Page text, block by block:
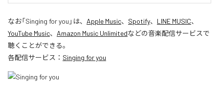
なお「Singing for you 」は、 Apple Music、 Spotify、 LINE MUSIC、
YouTube Music、 Amazon Music Unlimitedなどの音楽配信サービスで
聴くことができる。
各配信サービス： Singing for you